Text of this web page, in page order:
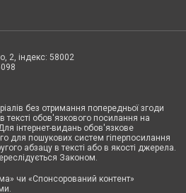
2, індекс: 58002
без отримання попередньої згоди
обов'язкового посилання на
інтернет-видань обов'язкове
для пошукових систем гіперпосилання
абзацу в тексті або в якості джерела.
Законом.
чи «Спонсорований контент»